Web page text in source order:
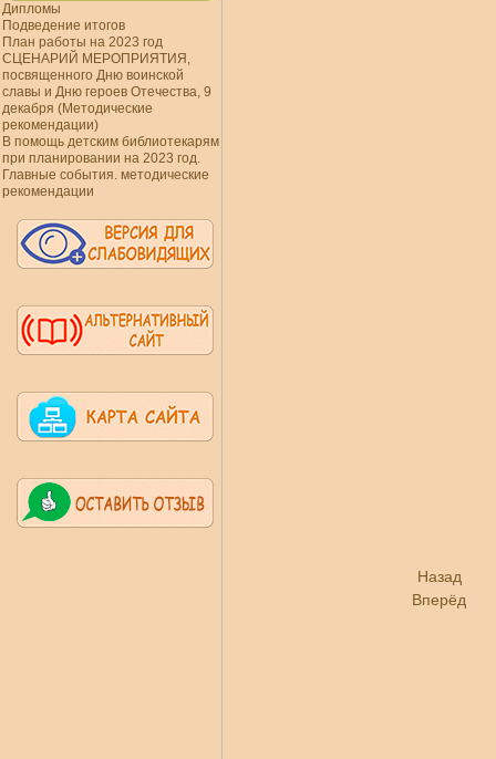
Дипломы
Подведение итогов
План работы на 2023 год
СЦЕНАРИЙ МЕРОПРИЯТИЯ,
посвященного Дню воинской
славы и Дню героев Отечества, 9
декабря (Методические
рекомендации)
В помощь детским библиотекарям
при планировании на 2023 год.
Главные события. методические
рекомендации
Назад
Вперёд